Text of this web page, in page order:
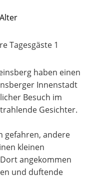
haben einen
Innenstadt
Besuch im
Gesichter.
gefahren, andere
kleinen
angekommen
und duftende